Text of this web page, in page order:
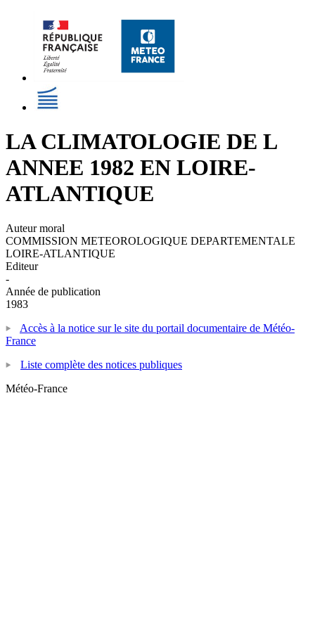
LA CLIMATOLOGIE DE L
ANNEE 1982 EN LOIRE-
ATLANTIQUE
Auteur moral
COMMISSION METEOROLOGIQUE DEPARTEMENTALE
LOIRE-ATLANTIQUE
Editeur
-
Année de publication
1983
Accès à la notice sur le site du portail documentaire de Météo-
France
Liste complète des notices publiques
Météo-France